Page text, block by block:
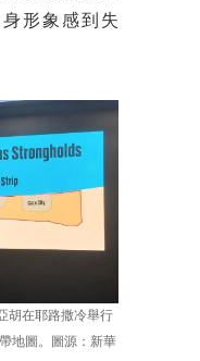
形象感到失
胡在耶路撒冷舉行
地圖。圖源：新華